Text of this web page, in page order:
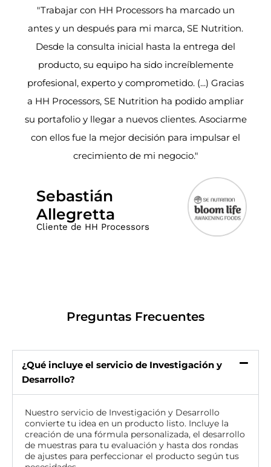
"Trabajar con HH Processors ha marcado un
antes y un después para mi marca, SE Nutrition.
Desde la consulta inicial hasta la entrega del
producto, su equipo ha sido increíblemente
profesional, experto y comprometido. (...) Gracias
a HH Processors, SE Nutrition ha podido ampliar
su portafolio y llegar a nuevos clientes. Asociarme
con ellos fue la mejor decisión para impulsar el
crecimiento de mi negocio."
Sebastián
Allegretta
Cliente de HH Processors
Preguntas Frecuentes
¿Qué incluye el servicio de Investigación y
Desarrollo?
Nuestro servicio de Investigación y Desarrollo
convierte tu idea en un producto listo. Incluye la
creación de una fórmula personalizada, el desarrollo
de muestras para tu evaluación y hasta dos rondas
de ajustes para perfeccionar el producto según tus